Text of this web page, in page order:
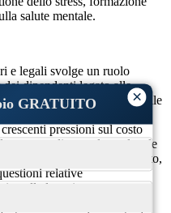
×
GRATUITO
salute mentale.
e legali svolge un ruolo
dipendenti legato alle
ai problemi abitativi e alle
EAP cerca servizi di
pressioni sul costo
supporto di consulenza legale
di questo segmento,
relative
alla locazione.